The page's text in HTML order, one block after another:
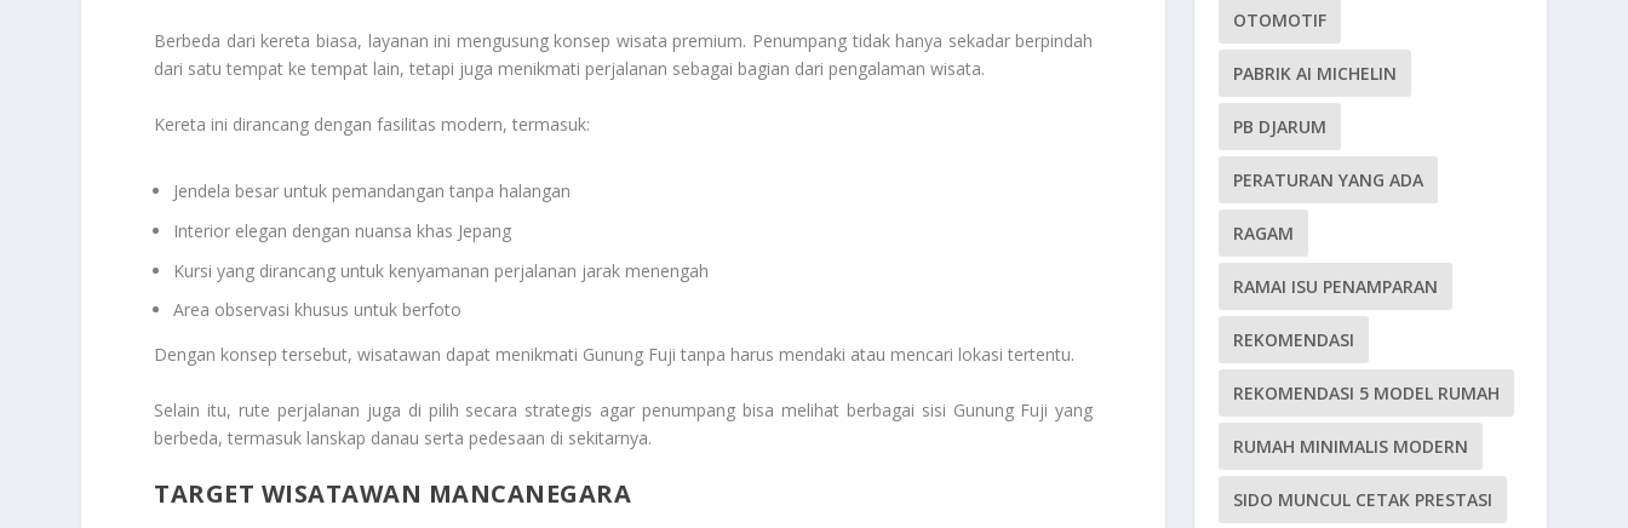
Berbeda dari kereta biasa, layanan ini mengusung konsep wisata premium. Penumpang tidak hanya sekadar berpindah
dari satu tempat ke tempat lain, tetapi juga menikmati perjalanan sebagai bagian dari pengalaman wisata.
Kereta ini dirancang dengan fasilitas modern, termasuk:
Jendela besar untuk pemandangan tanpa halangan
Interior elegan dengan nuansa khas Jepang
Kursi yang dirancang untuk kenyamanan perjalanan jarak menengah
Area observasi khusus untuk berfoto
Dengan konsep tersebut, wisatawan dapat menikmati Gunung Fuji tanpa harus mendaki atau mencari lokasi tertentu.
Selain itu, rute perjalanan juga di pilih secara strategis agar penumpang bisa melihat berbagai sisi Gunung Fuji yang
berbeda, termasuk lanskap danau serta pedesaan di sekitarnya.
TARGET WISATAWAN MANCANEGARA
OTOMOTIF
PABRIK AI MICHELIN
PB DJARUM
PERATURAN YANG ADA
RAGAM
RAMAI ISU PENAMPARAN
REKOMENDASI
REKOMENDASI 5 MODEL RUMAH
RUMAH MINIMALIS MODERN
SIDO MUNCUL CETAK PRESTASI